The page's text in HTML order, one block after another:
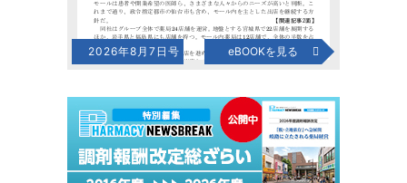
2026年8月7日号 eBOOKを見る